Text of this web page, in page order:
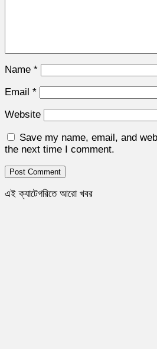
Name *
Email *
Website
Save my name, email, and
the next time I comment.
এই ক্যাটেগরিতে আরো খবর